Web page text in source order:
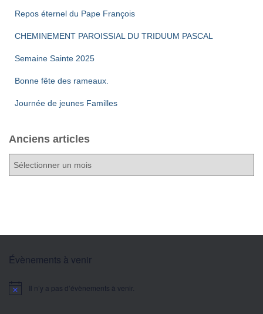
Repos éternel du Pape François
CHEMINEMENT PAROISSIAL DU TRIDUUM PASCAL
Semaine Sainte 2025
Bonne fête des rameaux.
Journée de jeunes Familles
Anciens articles
s
rÉvènements à venir
Notice Il n’y a pas d’évènements à venir.